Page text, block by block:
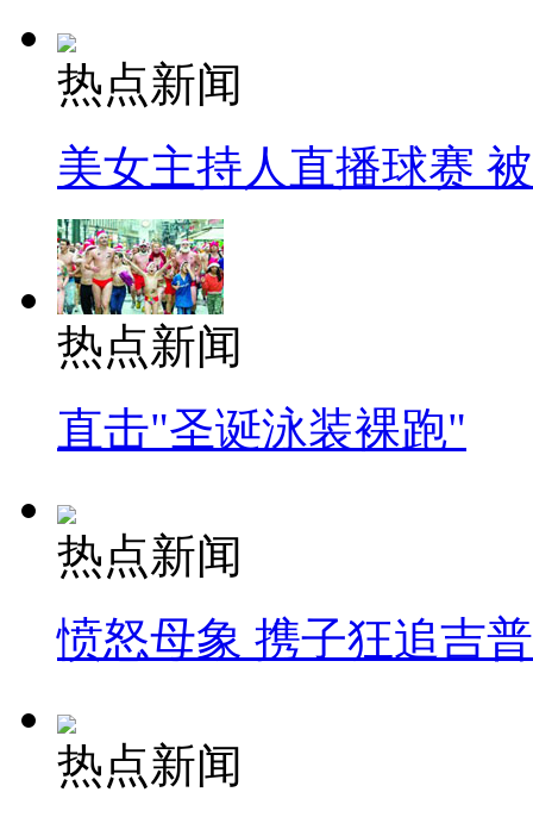
热点新闻
美女主持人直播球赛
热点新闻
直击"圣诞泳装裸跑"
热点新闻
愤怒母象 携子狂追吉
热点新闻